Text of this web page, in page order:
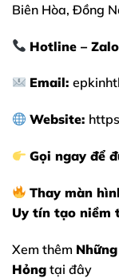
Biên Hòa, Đồng
Hotline –
Email:
Website:
Gọi ngay để
Thay màn
Uy tín tạo niềm
Xem thêm
Hỏng tại đây